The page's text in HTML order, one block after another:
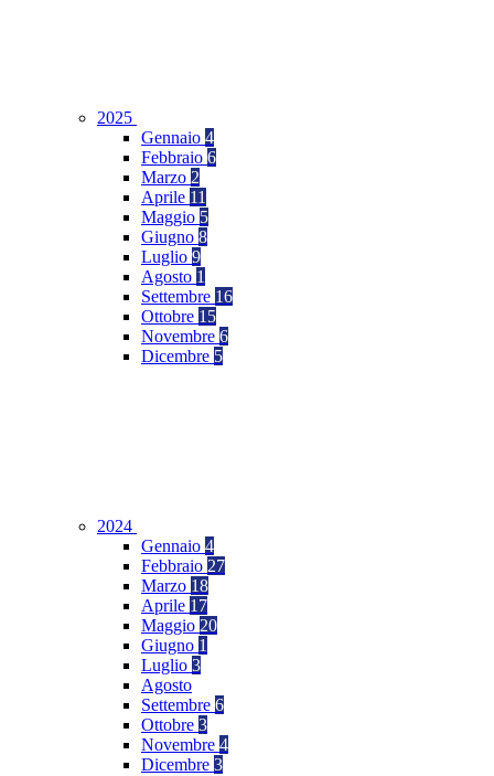
2025
Gennaio 4
Febbraio 6
Marzo 2
Aprile 11
Maggio 5
Giugno 8
Luglio 9
Agosto 1
Settembre 16
Ottobre 15
Novembre 6
Dicembre 5
2024
Gennaio 4
Febbraio 27
Marzo 18
Aprile 17
Maggio 20
Giugno 1
Luglio 3
Agosto
Settembre 6
Ottobre 3
Novembre 4
Dicembre 3